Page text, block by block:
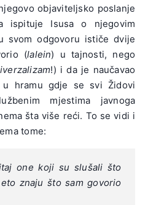
objaviteljsko poslanje
ispituje Isusa o njegovim
svom odgovoru ističe dvije
(lalein) u tajnosti, nego
!) i da je naučavao
hramu gdje se svi Židovi
mjestima javnoga
šta više reći. To se vidi i
tome:
one koji su slušali što
znaju što sam govorio